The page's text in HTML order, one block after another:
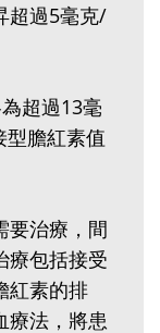
超過5毫克/
超過13毫
膽紅素值
要治療，間
療包括接受
紅素的排
療法，將患